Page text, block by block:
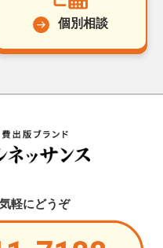
個別相談
軽にどうぞ